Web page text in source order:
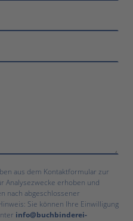
aus dem Kontaktformular zur
Analysezwecke erhoben und
nach abgeschlossener
Sie können Ihre Einwilligung
info@buchbinderei-